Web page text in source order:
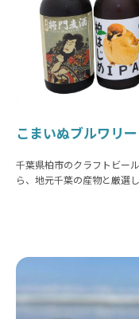
こまいぬブルワリ
千葉県柏市のクラフトビー
ら、地元千葉の産物と厳選